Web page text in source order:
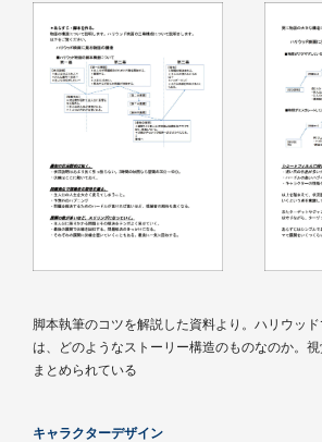
脚本執筆のコツを解説した資料より。ハリウッ
は、どのようなストーリー構造のものなのか。
まとめられている
キャラクターデザイン